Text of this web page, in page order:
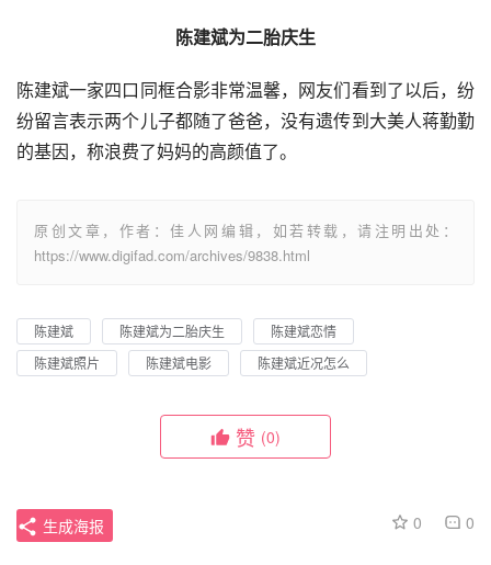
陈建斌为二胎庆生
陈建斌一家四口同框合影非常温馨，网友们看到了以后，纷
纷留言表示两个儿子都随了爸爸，没有遗传到大美人蒋勤勤
的基因，称浪费了妈妈的高颜值了。
原创文章，作者：佳人网编辑，如若转载，请注明出处：
https://www.digifad.com/archives/9838.html
陈建斌 陈建斌为二胎庆生
陈建斌恋情
陈建斌照片
陈建斌电影 陈建斌近况怎么
赞 (0)
0 0
生成海报